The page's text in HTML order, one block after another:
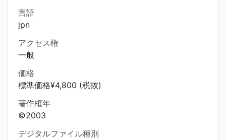
言語
jpn
アクセス権
一般
価格
標準価格¥4,800 (税抜)
著作権年
©2003
デジタルファイル種別